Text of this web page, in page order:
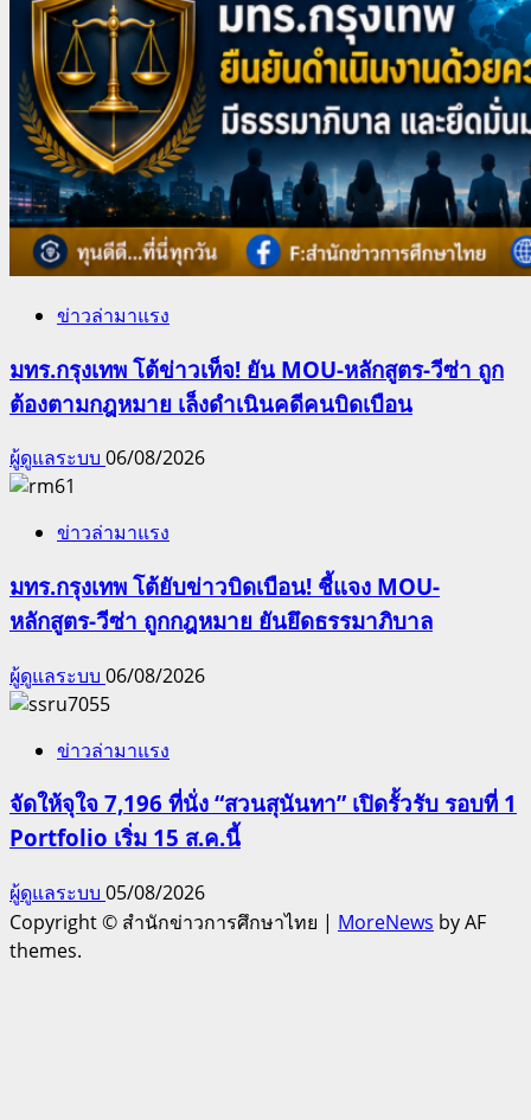
ข่าวล่ามาแรง
มทร.กรุงเทพ โต้ข่าวเท็จ! ยัน MOU-หลักสูตร-วีซ่า ถูก
ต้องตามกฎหมาย เล็งดำเนินคดีคนบิดเบือน
ผู้ดูแลระบบ 06/08/2026
ข่าวล่ามาแรง
มทร.กรุงเทพ โต้ยับข่าวบิดเบือน! ชี้แจง MOU-
หลักสูตร-วีซ่า ถูกกฎหมาย ยันยึดธรรมาภิบาล
ผู้ดูแลระบบ 06/08/2026
ข่าวล่ามาแรง
จัดให้จุใจ 7,196 ที่นั่ง “สวนสุนันทา” เปิดรั้วรับ รอบที่ 1
Portfolio เริ่ม 15 ส.ค.นี้
ผู้ดูแลระบบ 05/08/2026
Copyright © สำนักข่าวการศึกษาไทย | MoreNews by AF
themes.